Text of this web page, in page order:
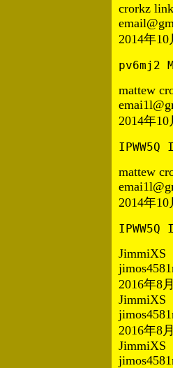
crorkz
2014年
pv6mj2
mattew
2014年
mattew
2014年
JimmiXS
2016年8
JimmiXS
2016年8
JimmiXS